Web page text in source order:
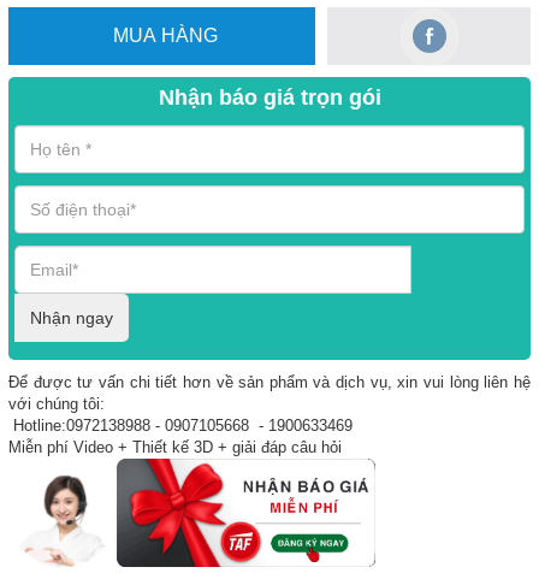
MUA HÀNG
Nhận báo giá trọn gói
Nhận ngay
Để được tư vấn chi tiết hơn về sản phẩm và dịch vụ, xin vui lòng liên hệ
với chúng tôi:
Hotline:0972138988 - 0907105668 - 1900633469
Miễn phí Video + Thiết kế 3D + giải đáp câu hỏi